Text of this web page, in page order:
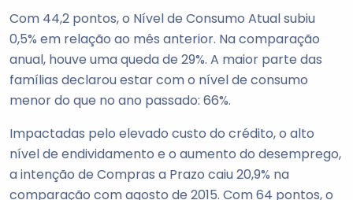
Com 44,2 pontos, o Nível de Consumo Atual subiu
0,5% em relação ao mês anterior. Na comparação
anual, houve uma queda de 29%. A maior parte das
famílias declarou estar com o nível de consumo
menor do que no ano passado: 66%.
Impactadas pelo elevado custo do crédito, o alto
nível de endividamento e o aumento do desemprego,
a intenção de Compras a Prazo caiu 20,9% na
comparação com agosto de 2015. Com 64 pontos, o